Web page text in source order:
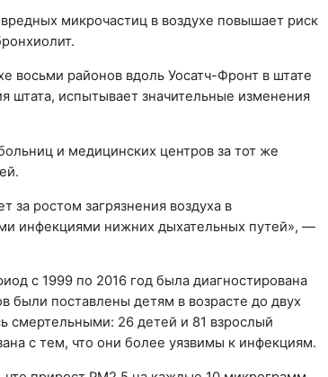
микрочастиц в воздухе повышает риск
восьми районов вдоль Уосатч-Фронт в штате
штата, испытывает значительные изменения
и медицинских центров за тот же
за ростом загрязнения воздуха в
инфекциями нижних дыхательных путей», —
с 1999 по 2016 год была диагностирована
были поставлены детям в возрасте до двух
смертельными: 26 детей и 81 взрослый
с тем, что они более уязвимы к инфекциям.